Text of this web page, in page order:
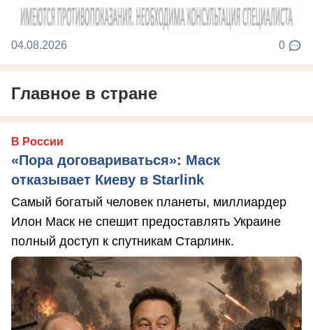
04.08.2026 0
Главное в стране
В России
«Пора договариваться»: Маск
отказывает Киеву в Starlink
Самый богатый человек планеты, миллиардер
Илон Маск не спешит предоставлять Украине
полный доступ к спутникам Старлинк.